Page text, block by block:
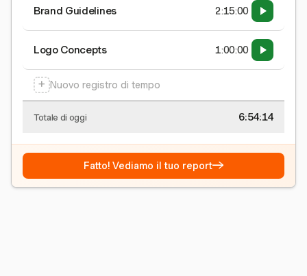
Brand Guidelines 2:15:00
Logo Concepts 1:00:00
+ Nuovo registro di tempo
Totale di oggi 6:54:15
Fatto! Vediamo il tuo report→